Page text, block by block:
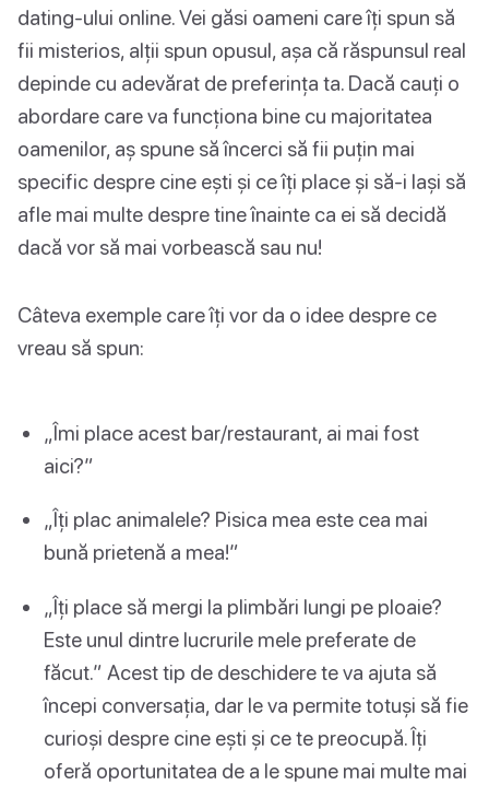
dating-ului online. Vei găsi oameni care îți spun să
fii misterios, alții spun opusul, așa că răspunsul real
depinde cu adevărat de preferința ta. Dacă cauți o
abordare care va funcționa bine cu majoritatea
oamenilor, aș spune să încerci să fii puțin mai
specific despre cine ești și ce îți place și să-i lași să
afle mai multe despre tine înainte ca ei să decidă
dacă vor să mai vorbească sau nu!
Câteva exemple care îți vor da o idee despre ce
vreau să spun:
„Îmi place acest bar/restaurant, ai mai fost
aici?”
„Îți plac animalele? Pisica mea este cea mai
bună prietenă a mea!”
„Îți place să mergi la plimbări lungi pe ploaie?
Este unul dintre lucrurile mele preferate de
făcut.” Acest tip de deschidere te va ajuta să
începi conversația, dar le va permite totuși să fie
curioși despre cine ești și ce te preocupă. Îți
oferă oportunitatea de a le spune mai multe mai